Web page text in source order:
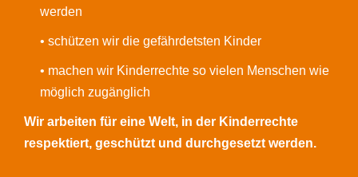
werden
• schützen wir die gefährdetsten Kinder
• machen wir Kinderrechte so vielen Menschen wie
möglich zugänglich
Wir arbeiten für eine Welt, in der Kinderrechte
respektiert, geschützt und durchgesetzt werden.